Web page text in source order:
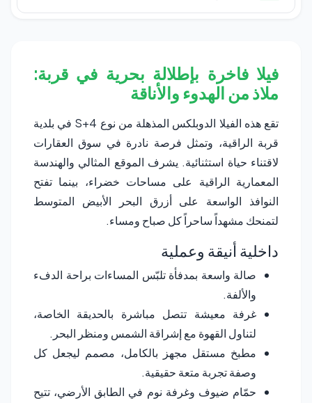
فيلا فاخرة بإطلالة بحرية في قربة:
ملاذ من الهدوء والأناقة
تقع هذه الفيلا الدوبلكس المذهلة من نوع S+4 في بلدية
قربة الراقية، وتمثل فرصة نادرة في سوق العقارات
لاقتناء حياة استثنائية. يشرف الموقع المثالي والهندسة
المعمارية الراقية على مساحات خضراء، بينما تفتح
النوافذ الواسعة على أزرق البحر الأبيض المتوسط
لتمنحك مشهداً ساحراً كل صباح ومساء.
داخلية أنيقة وعملية
صالة واسعة بمدفأة تلبّس المساءات براحة الدفء
والألفة.
غرفة معيشة تتصل مباشرة بالحديقة الخاصة،
لتناول القهوة مع إشراقة الشمس ومنظر البحر.
مطبخ مستقل مجهز بالكامل، مصمم ليجعل كل
وصفة تجربة متعة حقيقية.
حمّام ضيوف وغرفة نوم في الطابق الأرضي، تتيح